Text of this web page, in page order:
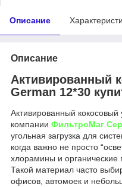
Описание
Описание
Активированный
German 12*30
Активированный
компании ФильтроМаг
угольная загрузка для
когда важно не просто
хлорамины и органические
Такой материал часто
офисов, автомоек и